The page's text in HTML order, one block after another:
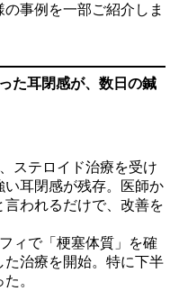
事例を一部ご紹介しま
た耳閉感が、数日の鍼
ステロイド治療を受け
耳閉感が残存。医師か
われるだけで、改善を
ィで「梗塞体質」を確
治療を開始。特に下半
。